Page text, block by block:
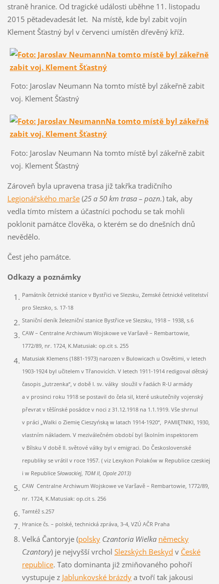
straně hranice. Od tragické události uběhne 11. listopadu
2015 pětadevadesát let. Na místě, kde byl zabit vojín
Klement Šťastný byl v červenci umístěn dřevěný kříž.
Foto: Jaroslav Neumann Na tomto místě byl zákeřně zabit
voj. Klement Šťastný
Foto: Jaroslav Neumann Na tomto místě byl zákeřně zabit
voj. Klement Šťastný
Zároveň byla upravena trasa již takřka tradičního
Legionářského marše(25 a 50 km trasa – pozn.) tak, aby
vedla tímto místem a účastníci pochodu se tak mohli
poklonit památce člověka, o kterém se do dnešních dnů
nevědělo.
Čest jeho památce.
Odkazy a poznámky
Památník četnické stanice v Bystřici ve Slezsku, Zemské četnické velitelství
pro Slezsko, s. 17-18
Staniční deník železniční stanice Bystřice ve Slezsku, 1918 – 1938, s.6
CAW – Centralne Archiwum Wojskowe ve Varšavě – Rembartowie,
1772/89, nr. 1724, K.Matusiak: op.cit s. 255
Matusiak Klemens (1881-1973) narozen v Bulowicach u Osvětimi, v letech
1903-1924 byl učitelem v Třanovicích. V letech 1911-1914 redigoval dětský
časopis „Jutrzenka“, v době I. sv. války sloužil v řadách R-U armády
a v prosinci roku 1918 se postavil do čela sil, které uskutečnily vojenský
převrat v těšínské posádce v noci z 31.12.1918 na 1.1.1919. Vše shrnul
v práci „Walki o ZiemięCieszyńską w latach 1914-1920“, PAMIĘTNIKI, 1930,
vlastním nákladem. V meziválečném období byl školním inspektorem
v Bílsku V době II. světové války byl v emigraci. Do Československé
republiky se vrátil v roce 1957. ( viz Lexykon Polaków w Republice czeskiej
i w Republice Słowackiej, TOM II, Opole 2013)
CAW Centralne Archiwum Wojskowe ve Varšavě – Rembartowie, 1772/89,
nr. 1724, K.Matusiak: op.cit s. 256
Tamtéž s.257
Hranice čs. – polské, technická zpráva, 3-4, VZÚ AČR Praha
Velká Čantoryje (polsky Czantoria Wielka německy
Czantory) je nejvyšší vrchol Slezských Beskyd v České
republice. Tato dominanta již zmiňovaného pohoří
vystupuje z Jablunkovské brázdya tvoří tak jakousi